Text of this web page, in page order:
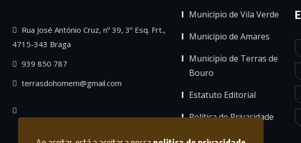
Rua José António Cruz, nº 39, 3º Esq. Frt.,
4715-343 Braga
939 850 787
terrasdohomem@gmail.com
Município de Vila Verde
Município de Amares
Município de Terras de
Bouro
Estatuto Editorial
Política de Privacidade